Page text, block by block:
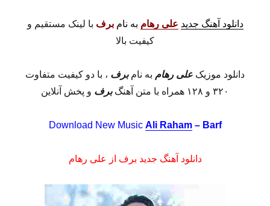
دانلود آهنگ جدید علی رهام به نامبرف با لینک مستقیم و
کیفیت بالا
دانلود موزیک علی رهام به نام برف ، با دو کیفیت متفاوت
۳۲۰ و ۱۲۸ همراه با متن آهنگ
برف و پخش آنلاین
Download New Music Ali Raham– Barf
دانلود آهنگ جدید برف از علی رهام